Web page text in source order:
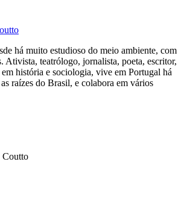
há muito estudioso do meio ambiente, com
Ativista, teatrólogo, jornalista, poeta, escritor,
história e sociologia, vive em Portugal há
raízes do Brasil, e colabora em vários